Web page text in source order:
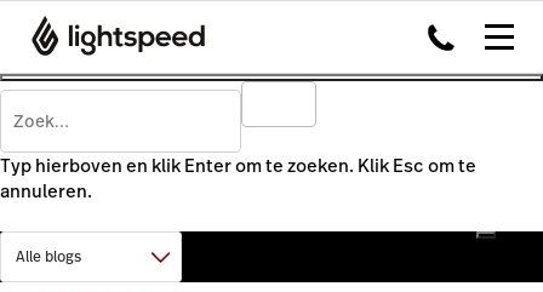
Typ hierboven en klik Enter om te zoeken. Klik Esc om te
annuleren.